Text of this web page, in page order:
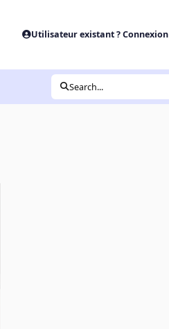
Utilisateur existant ? Connexion
Search...